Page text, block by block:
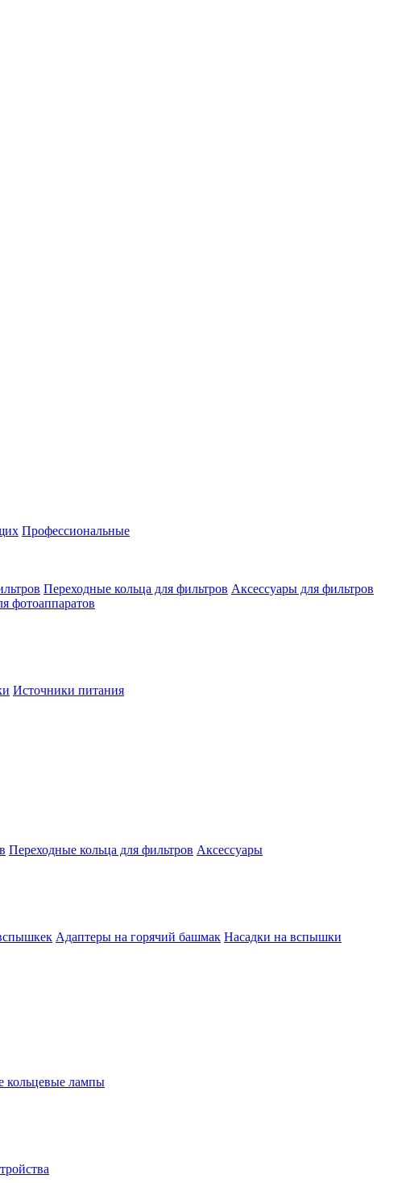
Профессиональные
Переходные кольца для фильтров Аксессуары для фильтров
фотоаппаратов
Источники питания
Переходные кольца для фильтров Аксессуары
Адаптеры на горячий башмак Насадки на вспышки
кольцевые лампы